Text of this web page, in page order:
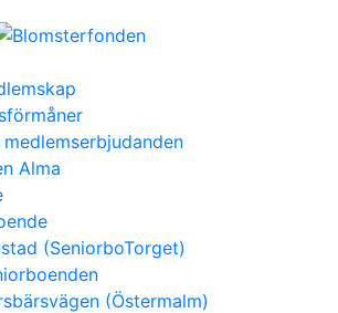
Alma
(SeniorboTorget)
(Östermalm)